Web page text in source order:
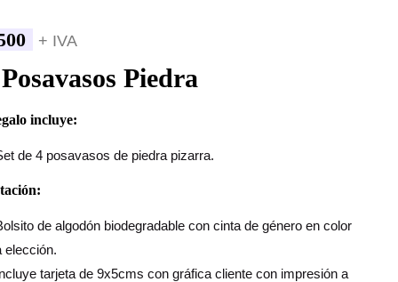
+ IVA
Piedra
incluye:
de 4 posavasos de piedra pizarra.
de algodón biodegradable con cinta de género en color
elección.
tarjeta de 9x5cms con gráfica cliente con impresión a